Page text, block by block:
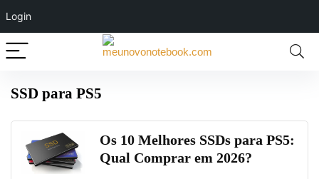
Login
SSD para PS5
Os 10 Melhores SSDs para PS5:
Qual Comprar em 2026?